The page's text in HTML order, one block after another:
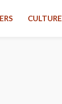
CULTURE